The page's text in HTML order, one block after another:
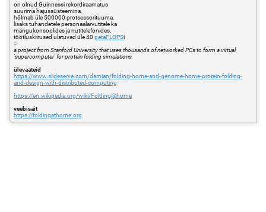
on olnud Guinnessi rekordiraamatus
suurima hajussüsteemina,
hõlmab üle 500000 protsessorituuma,
lisaks tuhandetele personaalarvutitele ka
mängukonsoolides ja nutitelefonides,
töötluskiirused ulatuvad üle 40petaFLOPSi
=
a project from Stanford University that uses thousands of networked PCs to form a virtual
'supercomputer' for protein folding simulations
ülevaateid
https://www.slideserve.com/damian/folding-home-and-genome-home-protein-folding-
and-design-with-distributed-computing
https://en.wikipedia.org/wiki/Folding@home
veebisait
https://foldingathome.org